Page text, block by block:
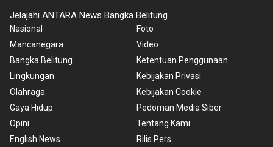
Jelajahi ANTARA News Bangka Belitung
Nasional
Mancanegara
Bangka Belitung
Lingkungan
Olahraga
Gaya Hidup
Opini
English News
Foto
Video
Ketentuan Penggunaan
Kebijakan Privasi
Kebijakan Cookie
Pedoman Media Siber
Tentang Kami
Rilis Pers